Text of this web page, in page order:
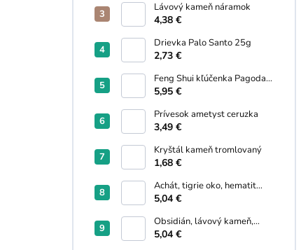
Lávový kameň náramok
4,38 €
Drievka Palo Santo 25g
2,73 €
Feng Shui kľúčenka Pagoda,
Wu lou, Kaligrafický štetec
5,95 €
Prívesok ametyst ceruzka
3,49 €
Kryštál kameň tromlovaný
1,68 €
Achát, tigrie oko, hematit
náramok
5,04 €
Obsidián, lávový kameň,
hematit náramok
5,04 €